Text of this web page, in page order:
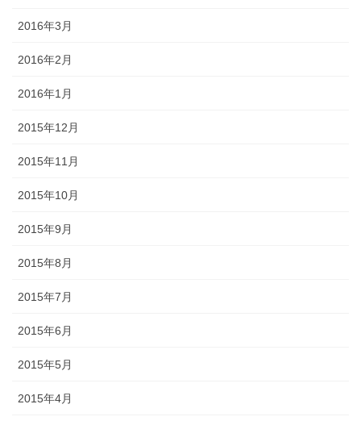
2016年3月
2016年2月
2016年1月
2015年12月
2015年11月
2015年10月
2015年9月
2015年8月
2015年7月
2015年6月
2015年5月
2015年4月